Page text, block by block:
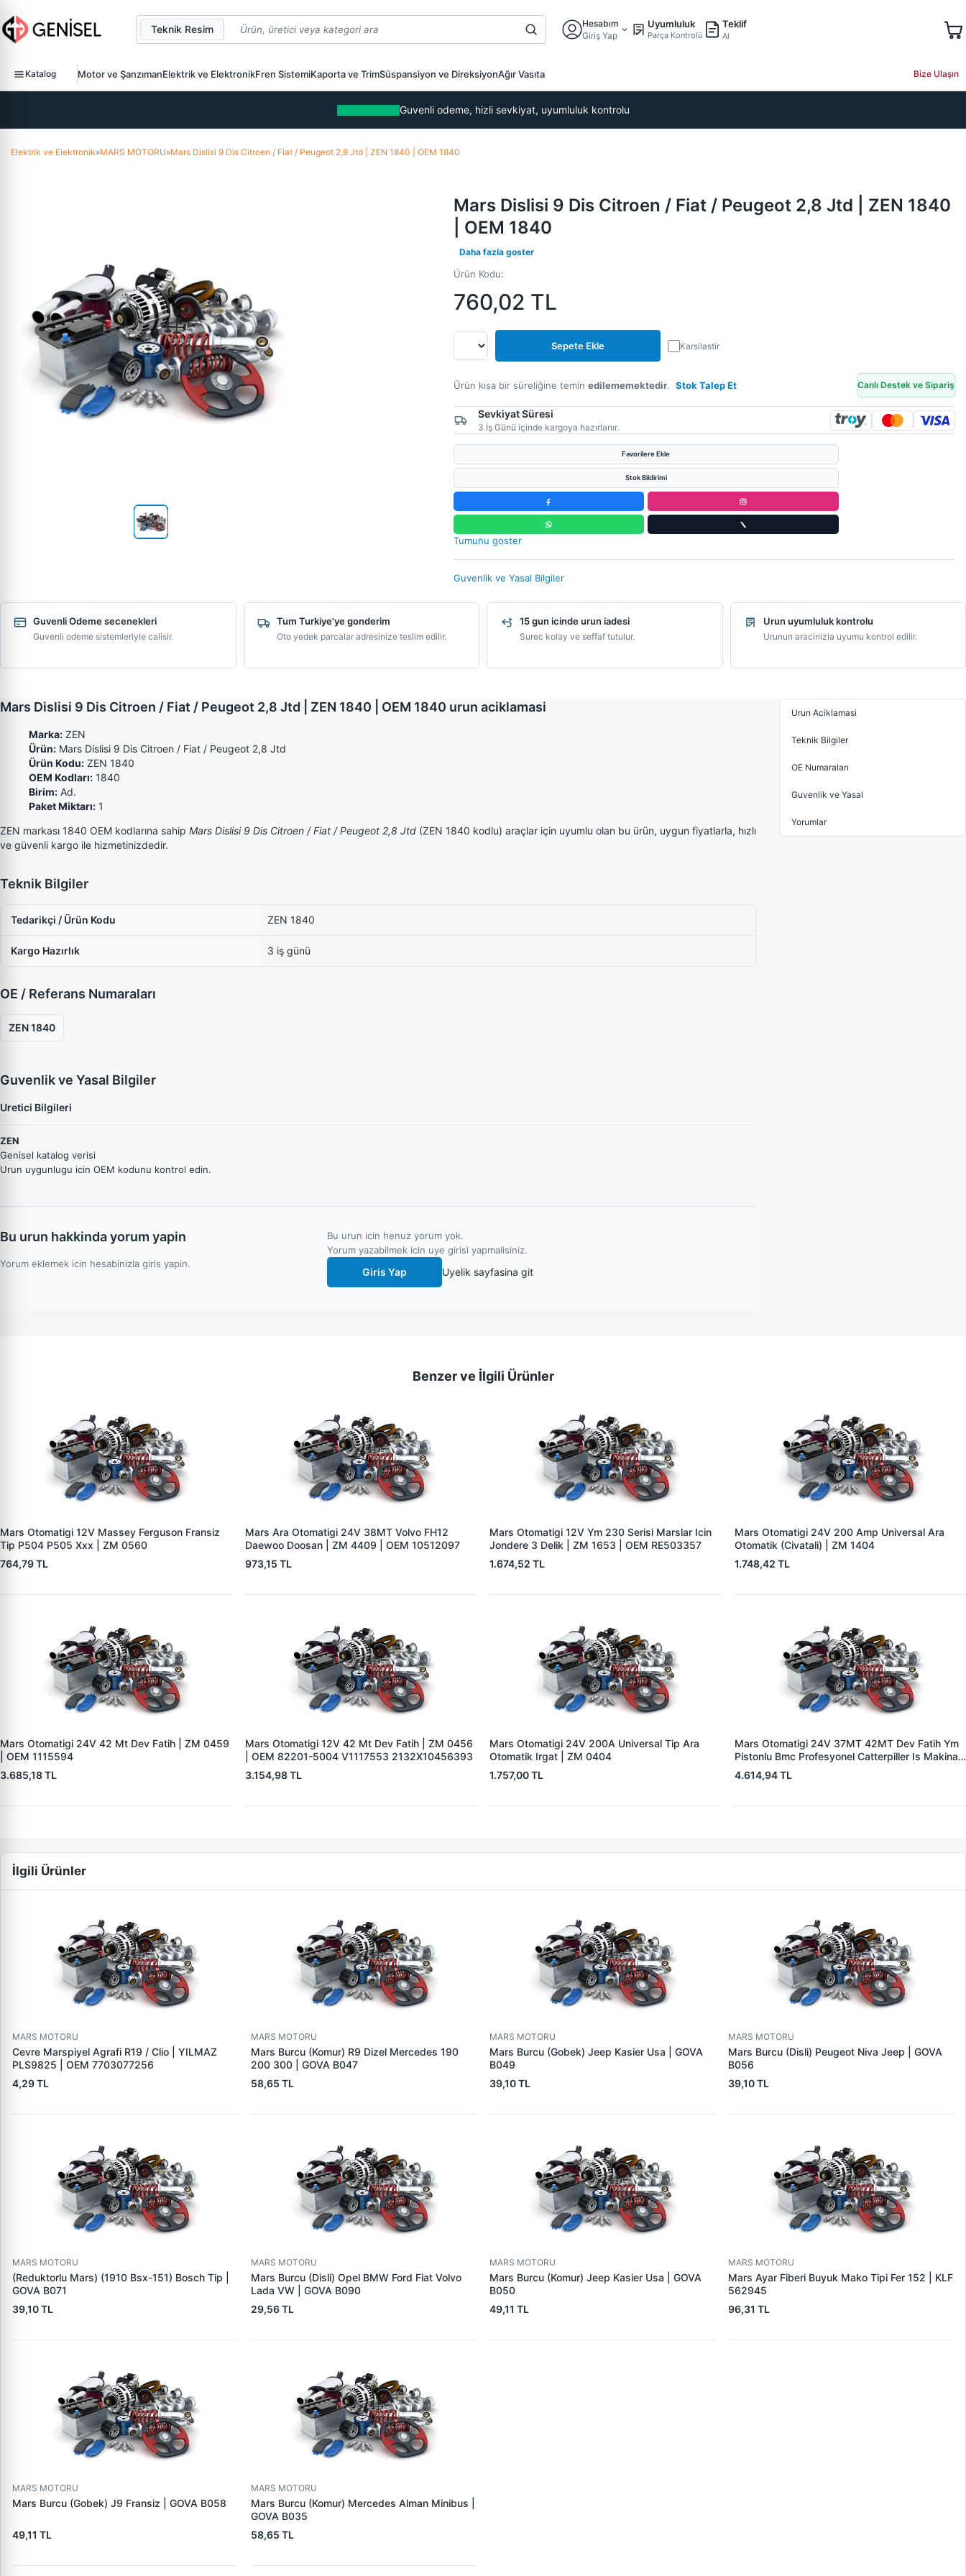
Teknik Resim
Hesabım
Giriş Yap
Uyumluluk
Parça Kontrolü
Teklif
Al
Katalog Motor ve ŞanzımanElektrik ve ElektronikFren SistemiKaporta ve TrimSüspansiyon ve DireksiyonAğır Vasıta Bize Ulaşın
Guvenli odeme, hizli sevkiyat, uyumluluk kontrolu
Elektrik ve Elektronik»MARS MOTORU»Mars Dislisi 9 Dis Citroen / Fiat / Peugeot 2,8 Jtd | ZEN 1840 | OEM 1840
Mars Dislisi 9 Dis Citroen / Fiat / Peugeot 2,8 Jtd | ZEN 1840
| OEM 1840
Daha fazla goster
Ürün Kodu:
760,02 TL
Sepete Ekle Karsilastir
Ürün kısa bir süreliğine temin edilememektedir. Stok Talep Et Canlı Destek ve Sipariş
Sevkiyat Süresi
3 İş Günü içinde kargoya hazırlanır.
Favorilere Ekle
Stok Bildirimi
Tumunu goster
Guvenlik ve Yasal Bilgiler
Guvenli Odeme secenekleri
Guvenli odeme sistemleriyle calisir.
Tum Turkiye'ye gonderim
Oto yedek parcalar adresinize teslim edilir.
15 gun icinde urun iadesi
Surec kolay ve seffaf tutulur.
Urun uyumluluk kontrolu
Urunun aracinizla uyumu kontrol edilir.
Mars Dislisi 9 Dis Citroen / Fiat / Peugeot 2,8 Jtd | ZEN 1840 | OEM 1840 urun aciklamasi
Marka: ZEN
Ürün: Mars Dislisi 9 Dis Citroen / Fiat / Peugeot 2,8 Jtd
Ürün Kodu: ZEN 1840
OEM Kodları: 1840
Birim: Ad.
Paket Miktarı: 1
ZEN markası 1840 OEM kodlarına sahip Mars Dislisi 9 Dis Citroen / Fiat / Peugeot 2,8 Jtd (ZEN 1840 kodlu) araçlar için uyumlu olan bu ürün, uygun fiyatlarla, hızlı
ve güvenli kargo ile hizmetinizdedir.
Teknik Bilgiler
Tedarikçi / Ürün Kodu ZEN 1840
Kargo Hazırlık 3 iş günü
OE / Referans Numaraları
ZEN 1840
Guvenlik ve Yasal Bilgiler
Uretici Bilgileri
ZEN
Genisel katalog verisi
Urun uygunlugu icin OEM kodunu kontrol edin.
Bu urun hakkinda yorum yapin
Yorum eklemek icin hesabinizla giris yapin.
Bu urun icin henuz yorum yok.
Yorum yazabilmek icin uye girisi yapmalisiniz.
Giris Yap Uyelik sayfasina git
Urun Aciklamasi
Teknik Bilgiler
OE Numaraları
Guvenlik ve Yasal
Yorumlar
Benzer ve İlgili Ürünler
Mars Otomatigi 12V Massey Ferguson Fransiz
Tip P504 P505 Xxx | ZM 0560
764,79 TL
Mars Ara Otomatigi 24V 38MT Volvo FH12
Daewoo Doosan | ZM 4409 | OEM 10512097
973,15 TL
Mars Otomatigi 12V Ym 230 Serisi Marslar Icin
Jondere 3 Delik | ZM 1653 | OEM RE503357
1.674,52 TL
Mars Otomatigi 24V 200 Amp Universal Ara
Otomatik (Civatali) | ZM 1404
1.748,42 TL
Mars Otomatigi 24V 42 Mt Dev Fatih | ZM 0459
| OEM 1115594
3.685,18 TL
Mars Otomatigi 12V 42 Mt Dev Fatih | ZM 0456
| OEM 82201-5004 V1117553 2132X10456393
3.154,98 TL
Mars Otomatigi 24V 200A Universal Tip Ara
Otomatik Irgat | ZM 0404
1.757,00 TL
Mars Otomatigi 24V 37MT 42MT Dev Fatih Ym
Pistonlu Bmc Profesyonel Catterpiller Is Makinasi
| ZM 0361 | OEM 3604650RX 7T0258 7X1955
4.614,94 TL
İlgili Ürünler
MARS MOTORU
Cevre Marspiyel Agrafi R19 / Clio | YILMAZ
PLS9825 | OEM 7703077256
4,29 TL
MARS MOTORU
Mars Burcu (Komur) R9 Dizel Mercedes 190
200 300 | GOVA B047
58,65 TL
MARS MOTORU
Mars Burcu (Gobek) Jeep Kasier Usa | GOVA
B049
39,10 TL
MARS MOTORU
Mars Burcu (Disli) Peugeot Niva Jeep | GOVA
B056
39,10 TL
MARS MOTORU
(Reduktorlu Mars) (1910 Bsx-151) Bosch Tip |
GOVA B071
39,10 TL
MARS MOTORU
Mars Burcu (Disli) Opel BMW Ford Fiat Volvo
Lada VW | GOVA B090
29,56 TL
MARS MOTORU
Mars Burcu (Komur) Jeep Kasier Usa | GOVA
B050
49,11 TL
MARS MOTORU
Mars Ayar Fiberi Buyuk Mako Tipi Fer 152 | KLF
562945
96,31 TL
MARS MOTORU
Mars Burcu (Gobek) J9 Fransiz | GOVA B058
49,11 TL
MARS MOTORU
Mars Burcu (Komur) Mercedes Alman Minibus |
GOVA B035
58,65 TL